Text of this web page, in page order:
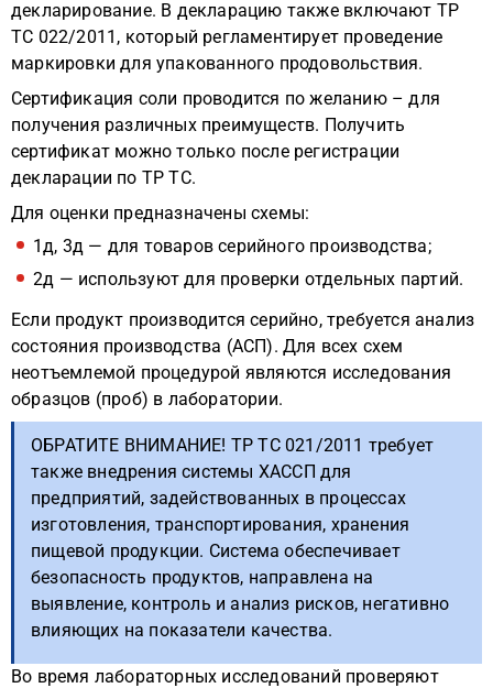
декларирование. В декларацию также включают ТР
ТС 022/2011, который регламентирует проведение
маркировки для упакованного продовольствия.
Сертификация соли проводится по желанию – для
получения различных преимуществ. Получить
сертификат можно только после регистрации
декларации по ТР ТС.
Для оценки предназначены схемы:
1д, 3д — для товаров серийного производства;
2д — используют для проверки отдельных партий.
Если продукт производится серийно, требуется анализ
состояния производства (АСП). Для всех схем
неотъемлемой процедурой являются исследования
образцов (проб) в лаборатории.
ОБРАТИТЕ ВНИМАНИЕ! ТР ТС 021/2011 требует
также внедрения системы ХАССП для
предприятий, задействованных в процессах
изготовления, транспортирования, хранения
пищевой продукции. Система обеспечивает
безопасность продуктов, направлена на
выявление, контроль и анализ рисков, негативно
влияющих на показатели качества.
Во время лабораторных исследований проверяют